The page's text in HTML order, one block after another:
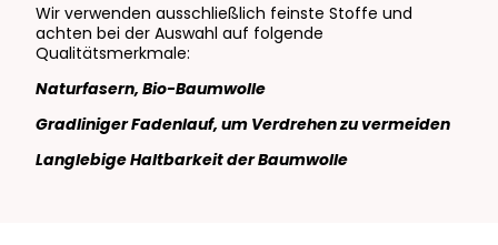
Wir verwenden ausschließlich feinste Stoffe und
achten bei der Auswahl auf folgende
Qualitätsmerkmale:
Naturfasern, Bio-Baumwolle
Gradliniger Fadenlauf, um Verdrehen zu vermeiden
Langlebige Haltbarkeit der Baumwolle